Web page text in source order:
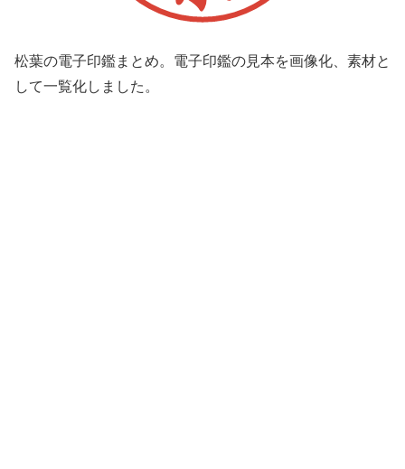
松葉の電子印鑑まとめ。電子印鑑の見本を画像化、素材と
して一覧化しました。